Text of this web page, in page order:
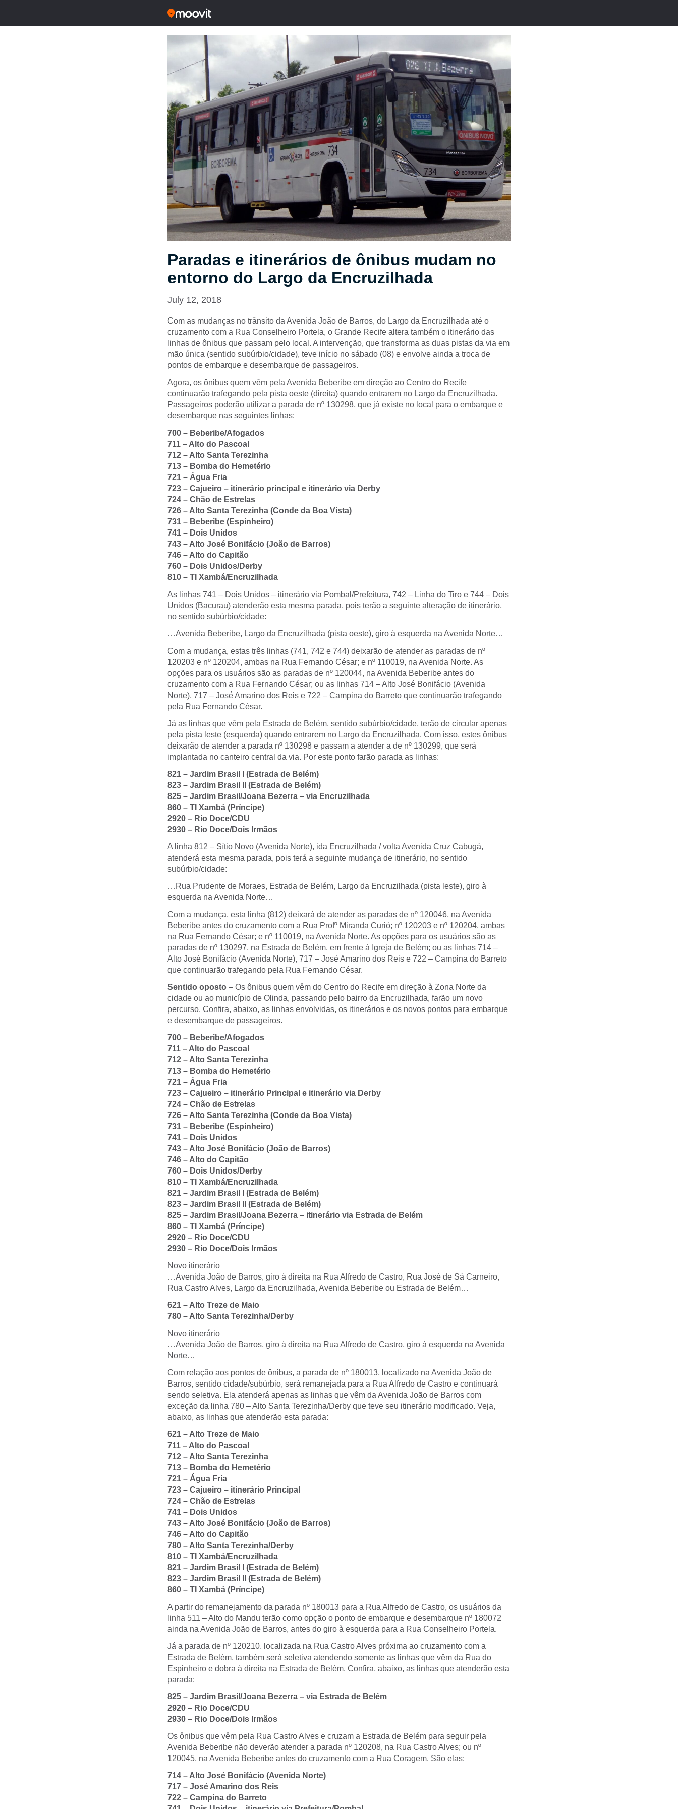
Paradas e itinerários de ônibus mudam no
entorno do Largo da Encruzilhada
July 12, 2018
Com as mudanças no trânsito da Avenida João de Barros, do Largo da Encruzilhada até o
cruzamento com a Rua Conselheiro Portela, o Grande Recife altera também o itinerário das
linhas de ônibus que passam pelo local. A intervenção, que transforma as duas pistas da via em
mão única (sentido subúrbio/cidade), teve início no sábado (08) e envolve ainda a troca de
pontos de embarque e desembarque de passageiros.
Agora, os ônibus quem vêm pela Avenida Beberibe em direção ao Centro do Recife
continuarão trafegando pela pista oeste (direita) quando entrarem no Largo da Encruzilhada.
Passageiros poderão utilizar a parada de nº 130298, que já existe no local para o embarque e
desembarque nas seguintes linhas:
700 – Beberibe/Afogados
711 – Alto do Pascoal
712 – Alto Santa Terezinha
713 – Bomba do Hemetério
721 – Água Fria
723 – Cajueiro – itinerário principal e itinerário via Derby
724 – Chão de Estrelas
726 – Alto Santa Terezinha (Conde da Boa Vista)
731 – Beberibe (Espinheiro)
741 – Dois Unidos
743 – Alto José Bonifácio (João de Barros)
746 – Alto do Capitão
760 – Dois Unidos/Derby
810 – TI Xambá/Encruzilhada
As linhas 741 – Dois Unidos – itinerário via Pombal/Prefeitura, 742 – Linha do Tiro e 744 – Dois
Unidos (Bacurau) atenderão esta mesma parada, pois terão a seguinte alteração de itinerário,
no sentido subúrbio/cidade:
…Avenida Beberibe, Largo da Encruzilhada (pista oeste), giro à esquerda na Avenida Norte…
Com a mudança, estas três linhas (741, 742 e 744) deixarão de atender as paradas de nº
120203 e nº 120204, ambas na Rua Fernando César; e nº 110019, na Avenida Norte. As
opções para os usuários são as paradas de nº 120044, na Avenida Beberibe antes do
cruzamento com a Rua Fernando César; ou as linhas 714 – Alto José Bonifácio (Avenida
Norte), 717 – José Amarino dos Reis e 722 – Campina do Barreto que continuarão trafegando
pela Rua Fernando César.
Já as linhas que vêm pela Estrada de Belém, sentido subúrbio/cidade, terão de circular apenas
pela pista leste (esquerda) quando entrarem no Largo da Encruzilhada. Com isso, estes ônibus
deixarão de atender a parada nº 130298 e passam a atender a de nº 130299, que será
implantada no canteiro central da via. Por este ponto farão parada as linhas:
821 – Jardim Brasil I (Estrada de Belém)
823 – Jardim Brasil II (Estrada de Belém)
825 – Jardim Brasil/Joana Bezerra – via Encruzilhada
860 – TI Xambá (Príncipe)
2920 – Rio Doce/CDU
2930 – Rio Doce/Dois Irmãos
A linha 812 – Sítio Novo (Avenida Norte), ida Encruzilhada / volta Avenida Cruz Cabugá,
atenderá esta mesma parada, pois terá a seguinte mudança de itinerário, no sentido
subúrbio/cidade:
…Rua Prudente de Moraes, Estrada de Belém, Largo da Encruzilhada (pista leste), giro à
esquerda na Avenida Norte…
Com a mudança, esta linha (812) deixará de atender as paradas de nº 120046, na Avenida
Beberibe antes do cruzamento com a Rua Profº Miranda Curió; nº 120203 e nº 120204, ambas
na Rua Fernando César; e nº 110019, na Avenida Norte. As opções para os usuários são as
paradas de nº 130297, na Estrada de Belém, em frente à Igreja de Belém; ou as linhas 714 –
Alto José Bonifácio (Avenida Norte), 717 – José Amarino dos Reis e 722 – Campina do Barreto
que continuarão trafegando pela Rua Fernando César.
Sentido oposto – Os ônibus quem vêm do Centro do Recife em direção à Zona Norte da
cidade ou ao município de Olinda, passando pelo bairro da Encruzilhada, farão um novo
percurso. Confira, abaixo, as linhas envolvidas, os itinerários e os novos pontos para embarque
e desembarque de passageiros.
700 – Beberibe/Afogados
711 – Alto do Pascoal
712 – Alto Santa Terezinha
713 – Bomba do Hemetério
721 – Água Fria
723 – Cajueiro – itinerário Principal e itinerário via Derby
724 – Chão de Estrelas
726 – Alto Santa Terezinha (Conde da Boa Vista)
731 – Beberibe (Espinheiro)
741 – Dois Unidos
743 – Alto José Bonifácio (João de Barros)
746 – Alto do Capitão
760 – Dois Unidos/Derby
810 – TI Xambá/Encruzilhada
821 – Jardim Brasil I (Estrada de Belém)
823 – Jardim Brasil II (Estrada de Belém)
825 – Jardim Brasil/Joana Bezerra – itinerário via Estrada de Belém
860 – TI Xambá (Príncipe)
2920 – Rio Doce/CDU
2930 – Rio Doce/Dois Irmãos
Novo itinerário
…Avenida João de Barros, giro à direita na Rua Alfredo de Castro, Rua José de Sá Carneiro,
Rua Castro Alves, Largo da Encruzilhada, Avenida Beberibe ou Estrada de Belém…
621 – Alto Treze de Maio
780 – Alto Santa Terezinha/Derby
Novo itinerário
…Avenida João de Barros, giro à direita na Rua Alfredo de Castro, giro à esquerda na Avenida
Norte…
Com relação aos pontos de ônibus, a parada de nº 180013, localizado na Avenida João de
Barros, sentido cidade/subúrbio, será remanejada para a Rua Alfredo de Castro e continuará
sendo seletiva. Ela atenderá apenas as linhas que vêm da Avenida João de Barros com
exceção da linha 780 – Alto Santa Terezinha/Derby que teve seu itinerário modificado. Veja,
abaixo, as linhas que atenderão esta parada:
621 – Alto Treze de Maio
711 – Alto do Pascoal
712 – Alto Santa Terezinha
713 – Bomba do Hemetério
721 – Água Fria
723 – Cajueiro – itinerário Principal
724 – Chão de Estrelas
741 – Dois Unidos
743 – Alto José Bonifácio (João de Barros)
746 – Alto do Capitão
780 – Alto Santa Terezinha/Derby
810 – TI Xambá/Encruzilhada
821 – Jardim Brasil I (Estrada de Belém)
823 – Jardim Brasil II (Estrada de Belém)
860 – TI Xambá (Príncipe)
A partir do remanejamento da parada nº 180013 para a Rua Alfredo de Castro, os usuários da
linha 511 – Alto do Mandu terão como opção o ponto de embarque e desembarque nº 180072
ainda na Avenida João de Barros, antes do giro à esquerda para a Rua Conselheiro Portela.
Já a parada de nº 120210, localizada na Rua Castro Alves próxima ao cruzamento com a
Estrada de Belém, também será seletiva atendendo somente as linhas que vêm da Rua do
Espinheiro e dobra à direita na Estrada de Belém. Confira, abaixo, as linhas que atenderão esta
parada:
825 – Jardim Brasil/Joana Bezerra – via Estrada de Belém
2920 – Rio Doce/CDU
2930 – Rio Doce/Dois Irmãos
Os ônibus que vêm pela Rua Castro Alves e cruzam a Estrada de Belém para seguir pela
Avenida Beberibe não deverão atender a parada nº 120208, na Rua Castro Alves; ou nº
120045, na Avenida Beberibe antes do cruzamento com a Rua Coragem. São elas:
714 – Alto José Bonifácio (Avenida Norte)
717 – José Amarino dos Reis
722 – Campina do Barreto